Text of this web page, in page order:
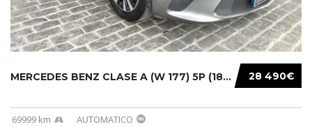
28 490€
MERCEDES BENZ CLASE A (W 177) 5P (18-) 2020....
69999 km AUTOMATICO